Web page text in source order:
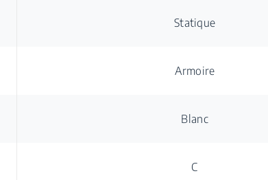
Statique
Armoire
Blanc
C